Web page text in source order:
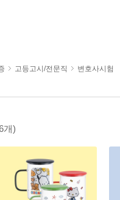
고등고시/전문직 변호사시험
개)